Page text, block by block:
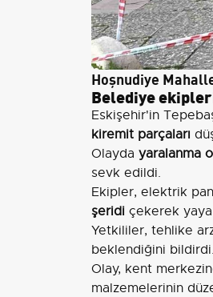
Hoşnudiye
Belediye
Eskişehir'in
kiremit parçaları
Olayda yaralanma
sevk edildi.
Ekipler, elektrik
şeridi çekerek yaya
Yetkililer, tehlike
beklendiğini bildirdi.
Olay, kent
malzemelerinin